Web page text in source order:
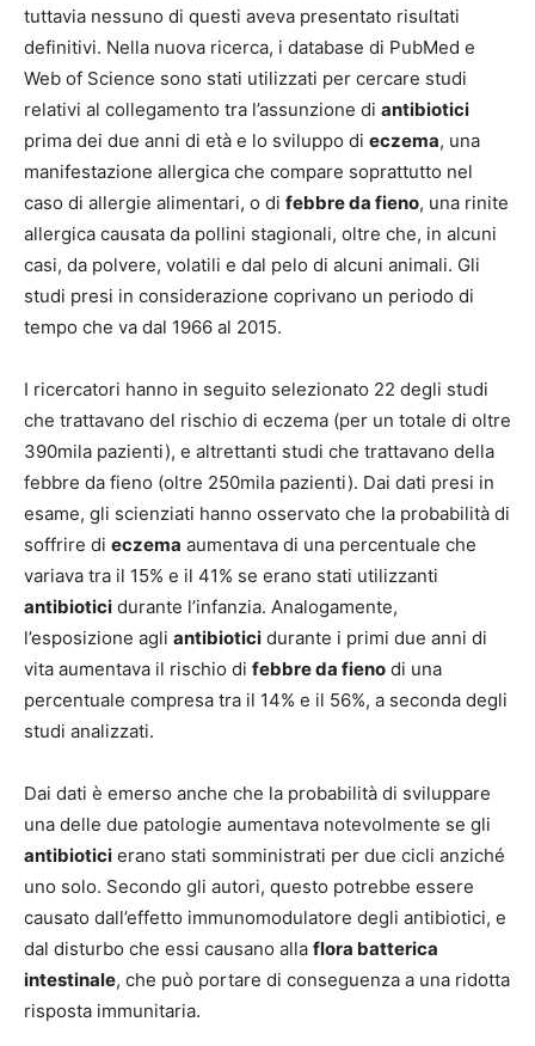
tuttavia nessuno di questi aveva presentato risultati
definitivi. Nella nuova ricerca, i database di PubMed e
Web of Science sono stati utilizzati per cercare studi
relativi al collegamento tra l’assunzione di antibiotici
prima dei due anni di età e lo sviluppo di eczema, una
manifestazione allergica che compare soprattutto nel
caso di allergie alimentari, o di febbre da fieno, una rinite
allergica causata da pollini stagionali, oltre che, in alcuni
casi, da polvere, volatili e dal pelo di alcuni animali. Gli
studi presi in considerazione coprivano un periodo di
tempo che va dal 1966 al 2015.
I ricercatori hanno in seguito selezionato 22 degli studi
che trattavano del rischio di eczema (per un totale di oltre
390mila pazienti), e altrettanti studi che trattavano della
febbre da fieno (oltre 250mila pazienti). Dai dati presi in
esame, gli scienziati hanno osservato che la probabilità di
soffrire di eczema aumentava di una percentuale che
variava tra il 15% e il 41% se erano stati utilizzanti
antibiotici durante l’infanzia. Analogamente,
l’esposizione agli antibiotici durante i primi due anni di
vita aumentava il rischio di febbre da fieno di una
percentuale compresa tra il 14% e il 56%, a seconda degli
studi analizzati.
Dai dati è emerso anche che la probabilità di sviluppare
una delle due patologie aumentava notevolmente se gli
antibiotici erano stati somministrati per due cicli anziché
uno solo. Secondo gli autori, questo potrebbe essere
causato dall’effetto immunomodulatore degli antibiotici, e
dal disturbo che essi causano alla flora batterica
intestinale, che può portare di conseguenza a una ridotta
risposta immunitaria.